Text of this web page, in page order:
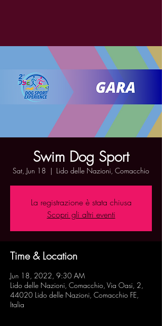
Swim Dog Sport
Sat, Jun 18
  |
Lido delle Nazioni, Comacchio
La registrazione è stata chiusa
Scopri gli altri eventi
Time & Location
Jun 18, 2022, 9:30 AM
Lido delle Nazioni, Comacchio, Via Oasi, 2,
44020 Lido delle Nazioni, Comacchio FE,
Italia